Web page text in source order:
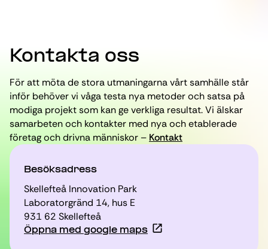
Kontakta oss
För att möta de stora utmaningarna vårt samhälle står
inför behöver vi våga testa nya metoder och satsa på
modiga projekt som kan ge verkliga resultat. Vi älskar
samarbeten och kontakter med nya och etablerade
företag och drivna människor – Kontakt
Besöksadress
Skellefteå Innovation Park
Laboratorgränd 14, hus E
931 62 Skellefteå
Öppna med google maps